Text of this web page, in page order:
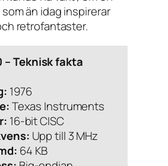
än idag inspirerar
retrofantaster.
– Teknisk fakta
1976
Texas Instruments
16-bit CISC
Upp till 3 MHz
64 KB